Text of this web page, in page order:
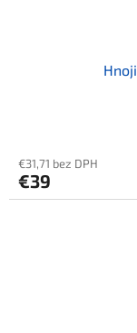
€31,71 bez DPH
€39